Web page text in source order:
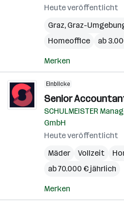
Heute veröffentlicht
Graz, Graz-
Homeoffice
ab
Merken
Einblicke
Senior
SCHULMEISTER
GmbH
Heute veröffentlicht
Mäder
Vollzeit
ab 70.000 € jährlich
Merken